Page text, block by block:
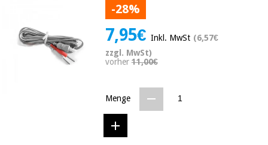
Angebote
medizin
Nachricht
Traditionelle
-28%
7,95€ Inkl. MwSt (6,57€
zzgl. MwSt)
vorher11,00€
Menge